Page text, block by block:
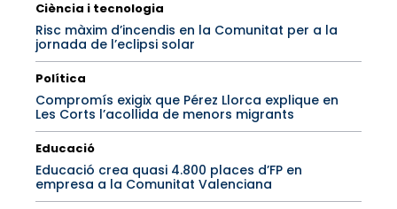
Ciència i tecnologia
Risc màxim d’incendis en la Comunitat per a la
jornada de l’eclipsi solar
Política
Compromís exigix que Pérez Llorca explique en
Les Corts l’acollida de menors migrants
Educació
Educació crea quasi 4.800 places d’FP en
empresa a la Comunitat Valenciana